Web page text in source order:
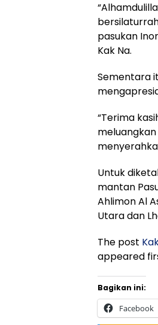
pasukan
Kak Na.
Sementara
“Terima
Untuk
mantan
Ahlimon Al
Utara dan
The post
appeared
Bagikan ini:
Facebook